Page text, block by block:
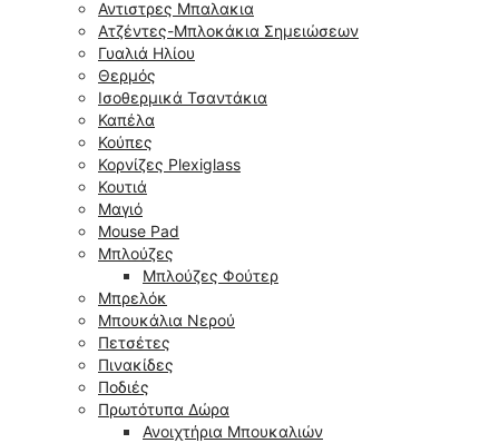
Αντιστρες Μπαλακια
Ατζέντες-Μπλοκάκια Σημειώσεων
Γυαλιά Ηλίου
Θερμός
Ισοθερμικά Τσαντάκια
Καπέλα
Κούπες
Κορνίζες Plexiglass
Κουτιά
Μαγιό
Mouse Pad
Μπλούζες
Μπλούζες Φούτερ
Μπρελόκ
Μπουκάλια Νερού
Πετσέτες
Πινακίδες
Ποδιές
Πρωτότυπα Δώρα
Ανοιχτήρια Μπουκαλιών